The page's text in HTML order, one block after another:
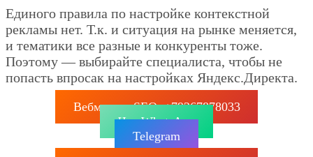
Единого правила по настройке контекстной
рекламы нет. Т.к. и ситуация на рынке меняется,
и тематики все разные и конкуренты тоже.
Поэтому — выбирайте специалиста, чтобы не
попасть впросак на настройках Яндекс.Директа.
Вебмастер SEO: +79267878033
Чат WhatsApp
Telegram